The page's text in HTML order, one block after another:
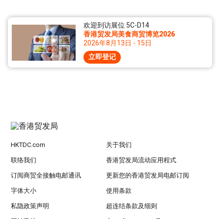
欢迎到访展位 5C-D14
香港贸发局美食商贸博览2026
2026年8月13日 - 15日
立即登记
HKTDC.com 关于我们
联络我们 香港贸发局流动应用程式
订阅商贸全接触电邮通讯 更新您的香港贸发局电邮订阅
字体大小 使用条款
私隐政策声明 超连结条款及细则